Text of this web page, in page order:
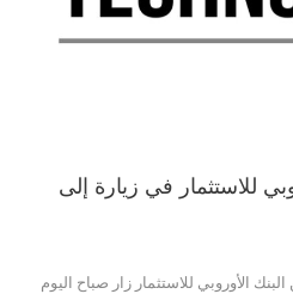
للاستثمار في زيارة إلى
الأوروبي للاستثمار زار صباح اليوم